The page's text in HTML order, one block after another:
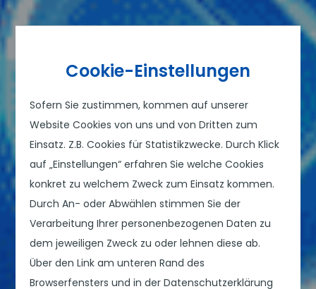
Cookie-Einstellungen
Sofern Sie zustimmen, kommen auf unserer
Website Cookies von uns und von Dritten zum
Einsatz. Z.B. Cookies für Statistikzwecke. Durch Klick
auf „Einstellungen“ erfahren Sie welche Cookies
konkret zu welchem Zweck zum Einsatz kommen.
Durch An- oder Abwählen stimmen Sie der
Verarbeitung Ihrer personenbezogenen Daten zu
dem jeweiligen Zweck zu oder lehnen diese ab.
Über den Link am unteren Rand des
Browserfensters und in der Datenschutzerklärung